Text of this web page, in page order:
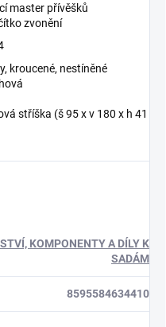
master přívěšků
zvonění
kroucené, nestíněné
stříška (š 95 x v 180 x h 41
KOMPONENTY A DÍLY K
SADÁM
8595584634410